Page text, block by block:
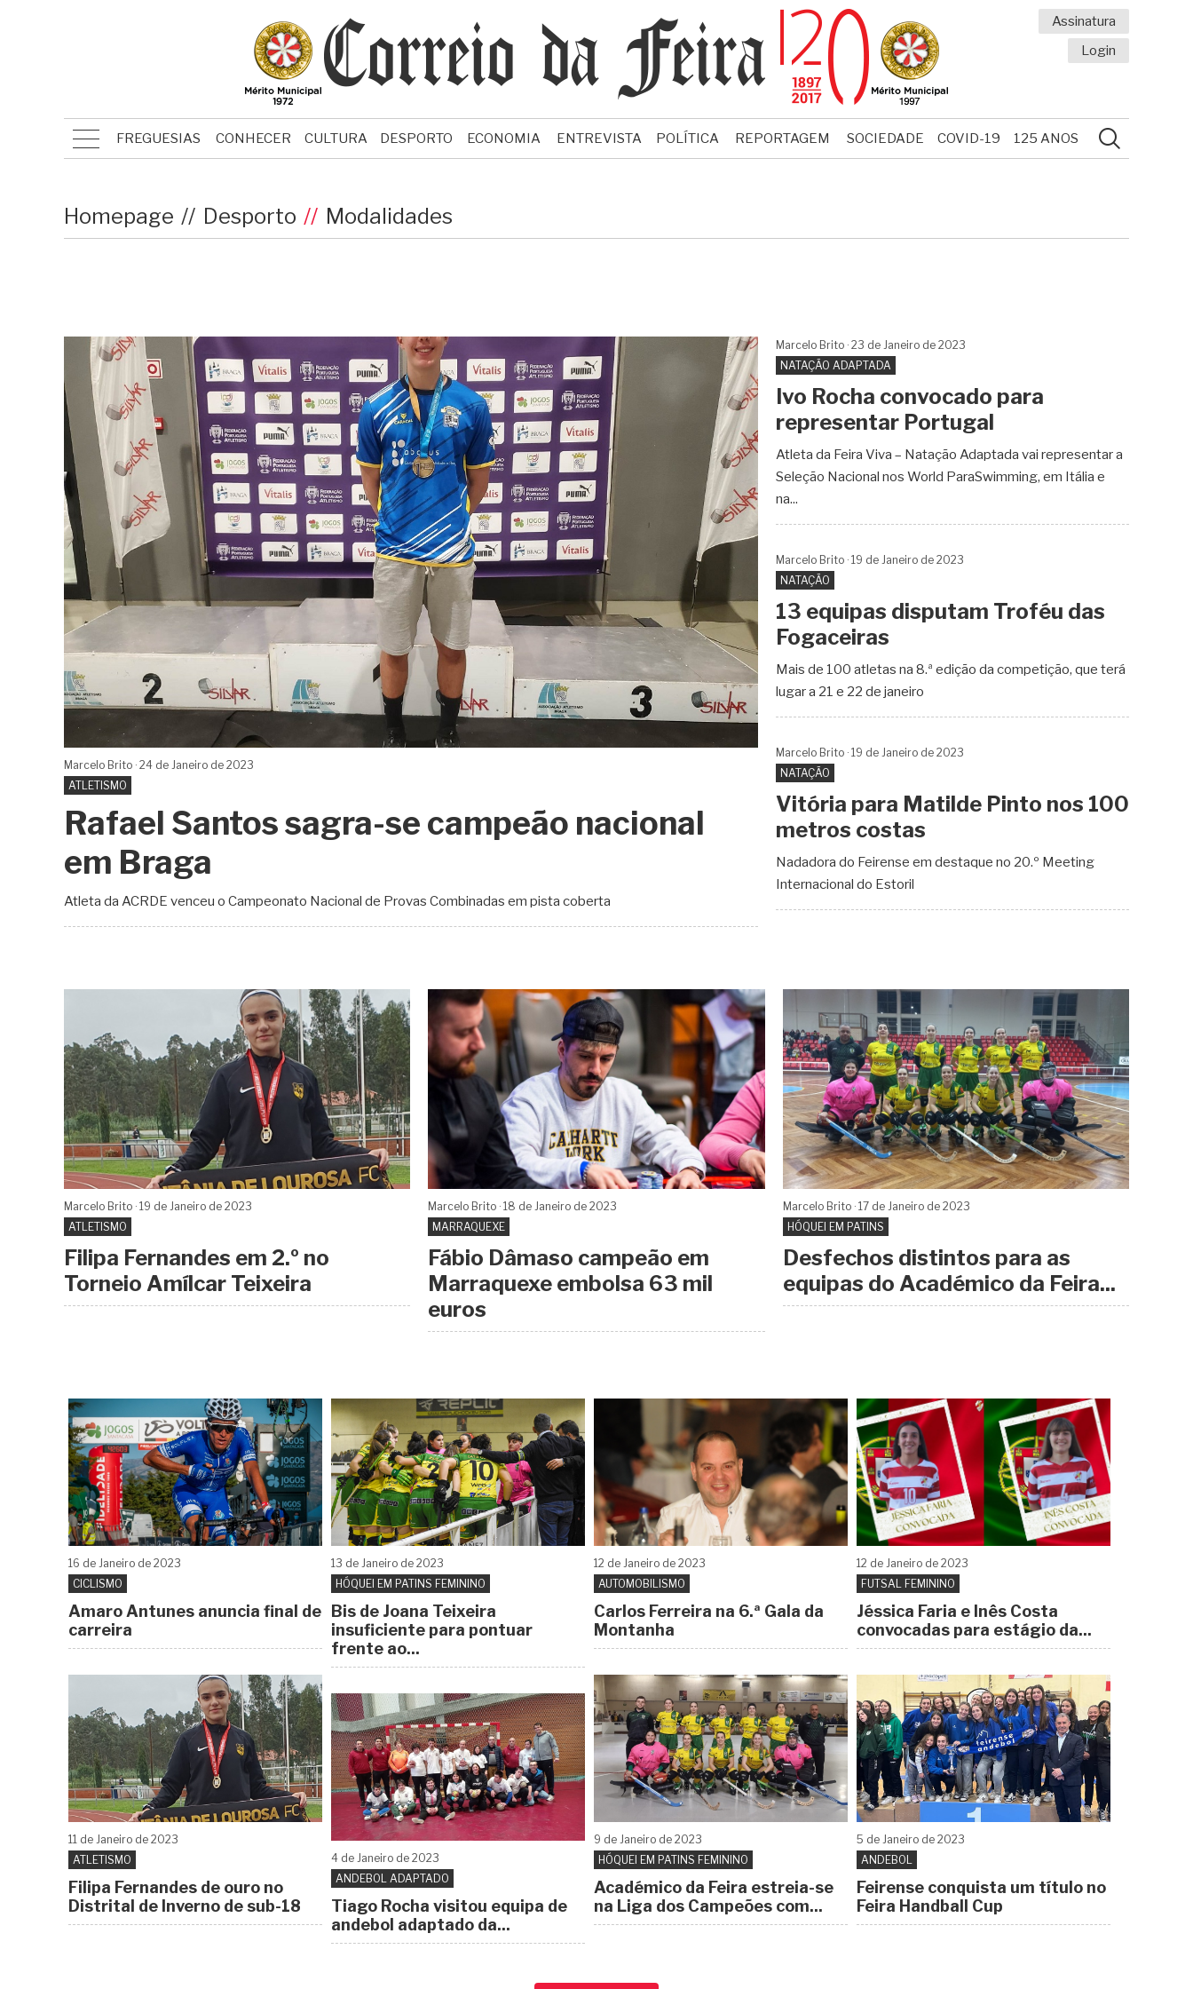
Assinatura
Login
FREGUESIAS CONHECER CULTURA DESPORTO ECONOMIA ENTREVISTA POLÍTICA REPORTAGEM SOCIEDADE COVID-19 125 ANOS
Homepage Desporto Modalidades
Marcelo Brito 24 de Janeiro de 2023
ATLETISMO
Rafael Santos sagra-se campeão nacional
em Braga
Atleta da ACRDE venceu o Campeonato Nacional de Provas Combinadas em pista coberta
Marcelo Brito 23 de Janeiro de 2023
NATAÇÃO ADAPTADA
Ivo Rocha convocado para
representar Portugal
Atleta da Feira Viva – Natação Adaptada vai representar a
Seleção Nacional nos World ParaSwimming, em Itália e
na...
Marcelo Brito 19 de Janeiro de 2023
NATAÇÃO
13 equipas disputam Troféu das
Fogaceiras
Mais de 100 atletas na 8.ª edição da competição, que terá
lugar a 21 e 22 de janeiro
Marcelo Brito 19 de Janeiro de 2023
NATAÇÃO
Vitória para Matilde Pinto nos 100
metros costas
Nadadora do Feirense em destaque no 20.º Meeting
Internacional do Estoril
Marcelo Brito 19 de Janeiro de 2023
ATLETISMO
Filipa Fernandes em 2.º no
Torneio Amílcar Teixeira
Marcelo Brito 18 de Janeiro de 2023
MARRAQUEXE
Fábio Dâmaso campeão em
Marraquexe embolsa 63 mil
euros
Marcelo Brito 17 de Janeiro de 2023
HÓQUEI EM PATINS
Desfechos distintos para as
equipas do Académico da Feira...
16 de Janeiro de 2023
CICLISMO
Amaro Antunes anuncia final de
carreira
13 de Janeiro de 2023
HÓQUEI EM PATINS FEMININO
Bis de Joana Teixeira
insuficiente para pontuar
frente ao...
12 de Janeiro de 2023
AUTOMOBILISMO
Carlos Ferreira na 6.ª Gala da
Montanha
12 de Janeiro de 2023
FUTSAL FEMININO
Jéssica Faria e Inês Costa
convocadas para estágio da...
11 de Janeiro de 2023
ATLETISMO
Filipa Fernandes de ouro no
Distrital de Inverno de sub-18
9 de Janeiro de 2023
HÓQUEI EM PATINS FEMININO
Académico da Feira estreia-se
na Liga dos Campeões com...
5 de Janeiro de 2023
ANDEBOL
Feirense conquista um título no
Feira Handball Cup
4 de Janeiro de 2023
ANDEBOL ADAPTADO
Tiago Rocha visitou equipa de
andebol adaptado da...